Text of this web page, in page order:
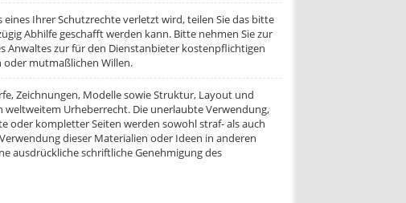
eines Ihrer Schutzrechte verletzt wird, teilen Sie das bitte
Abhilfe geschafft werden kann. Bitte nehmen Sie zur
Anwaltes zur für den Dienstanbieter kostenpflichtigen
mutmaßlichen Willen.
Zeichnungen, Modelle sowie Struktur, Layout und
Urheberrecht. Die unerlaubte Verwendung,
oder kompletter Seiten werden sowohl straf- als auch
dieser Materialien oder Ideen in anderen
ausdrückliche schriftliche Genehmigung des